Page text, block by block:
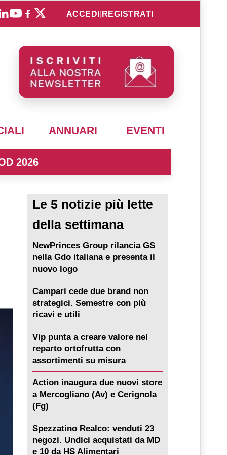
ACCEDI REGISTRATI
ANNUARI EVENTI
2026
Le 5 notizie più lette
della settimana
NewPrinces Group rilancia GS
nella Gdo italiana e presenta il
nuovo logo
Campari cede due brand non
strategici. Semestre con più
ricavi e utili
Vip punta a creare valore nel
reparto ortofrutta con
assortimenti su misura
Action inaugura due nuovi store
a Mercogliano (Av) e Cerignola
(Fg)
Spezzatino Realco: venduti 23
negozi. Undici acquistati da MD
e 10 da HS Alimentari